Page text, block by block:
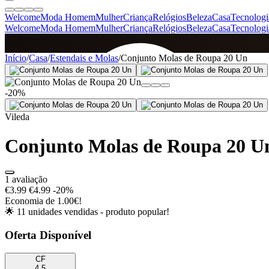
WelcomeModa HomemMulherCriançaRelógiosBelezaCasa
WelcomeModa HomemMulherCriançaRelógiosBelezaCasa
SINCE 2005
+de 36.000 reviews
Início/Casa/Estendais e Molas/Conjunto Molas de Roupa 20 Un
-20%
Vileda
Conjunto Molas de Roupa 20
1 avaliação
€3.99 €4.99 -20%
Economia de 1.00€!
🌟 11 unidades vendidas - produto popular!
Oferta Disponível
CF